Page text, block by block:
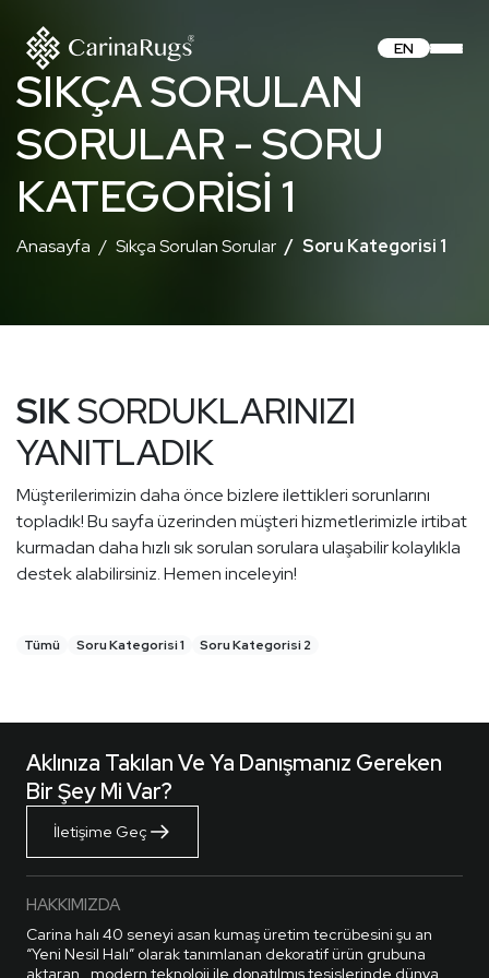
EN
SIKÇA SORULAN
SORULAR - SORU
KATEGORISI 1
Anasayfa Sıkça Sorulan Sorular Soru Kategorisi 1
SIKSORDUKLARINIZI
YANITLADIK
Müşterilerimizin daha önce bizlere ilettikleri sorunlarını
topladık! Bu sayfa üzerinden müşteri hizmetlerimizle irtibat
kurmadan daha hızlı sık sorulan sorulara ulaşabilir kolaylıkla
destek alabilirsiniz. Hemen inceleyin!
Tümü Soru Kategorisi 1 Soru Kategorisi 2
Aklınıza Takılan Ve Ya Danışmanız Gereken
Bir Şey Mi Var?
İletişime Geç
HAKKIMIZDA
Carina halı 40 seneyi asan kumaş üretim tecrübesini şu an
“Yeni Nesil Halı” olarak tanımlanan dekoratif ürün grubuna
aktaran , modern teknoloji ile donatılmış tesislerinde dünya